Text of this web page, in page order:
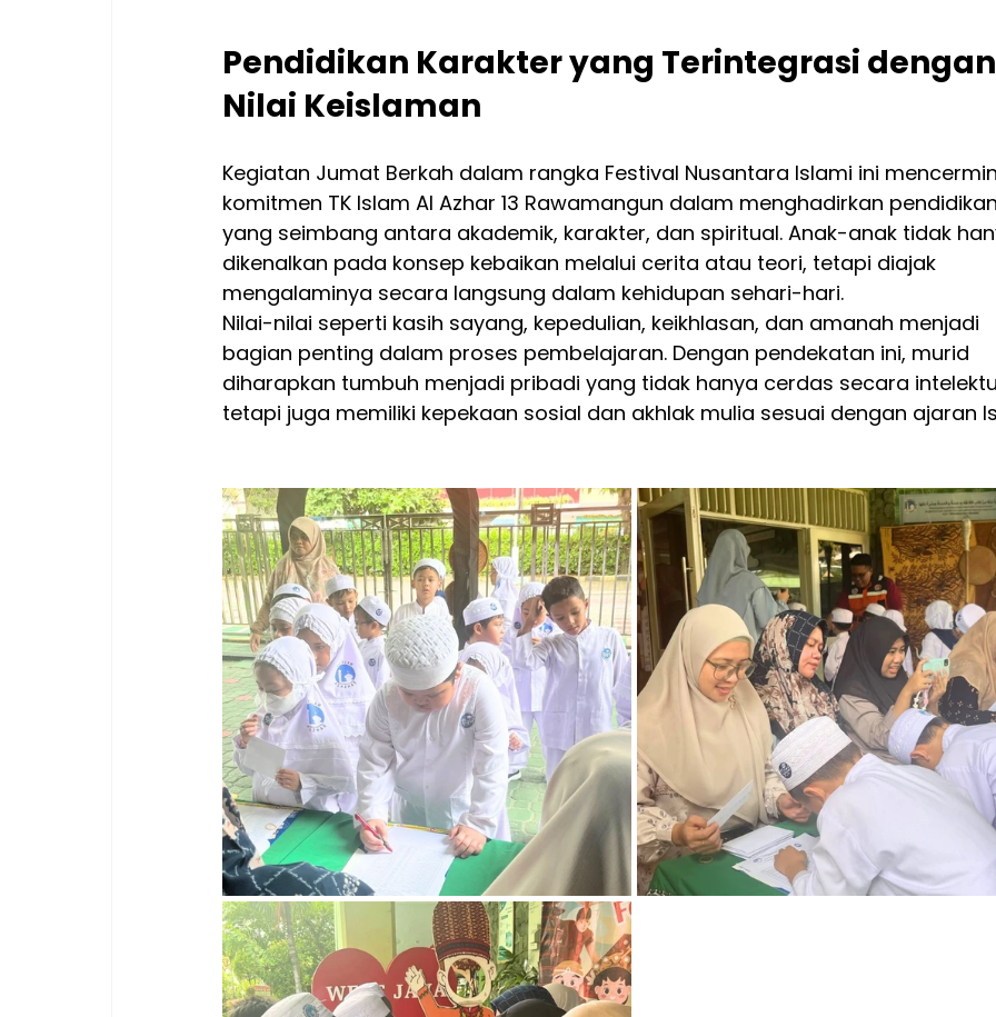
Pendidikan Karakter yang Terintegrasi dengan
Nilai Keislaman
Kegiatan Jumat Berkah dalam rangka Festival Nusantara Islami ini
komitmen TK Islam Al Azhar 13 Rawamangun dalam menghadirkan pendidikan
yang seimbang antara akademik, karakter, dan spiritual. Anak-anak tidak
dikenalkan pada konsep kebaikan melalui cerita atau teori, tetapi diajak
mengalaminya secara langsung dalam kehidupan sehari-hari.
Nilai-nilai seperti kasih sayang, kepedulian, keikhlasan, dan amanah menjadi
bagian penting dalam proses pembelajaran. Dengan pendekatan ini, murid
diharapkan tumbuh menjadi pribadi yang tidak hanya cerdas secara
tetapi juga memiliki kepekaan sosial dan akhlak mulia sesuai dengan ajaran